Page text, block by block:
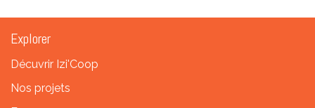
Explorer
Décuvrir Izi'Coop
Nos projets